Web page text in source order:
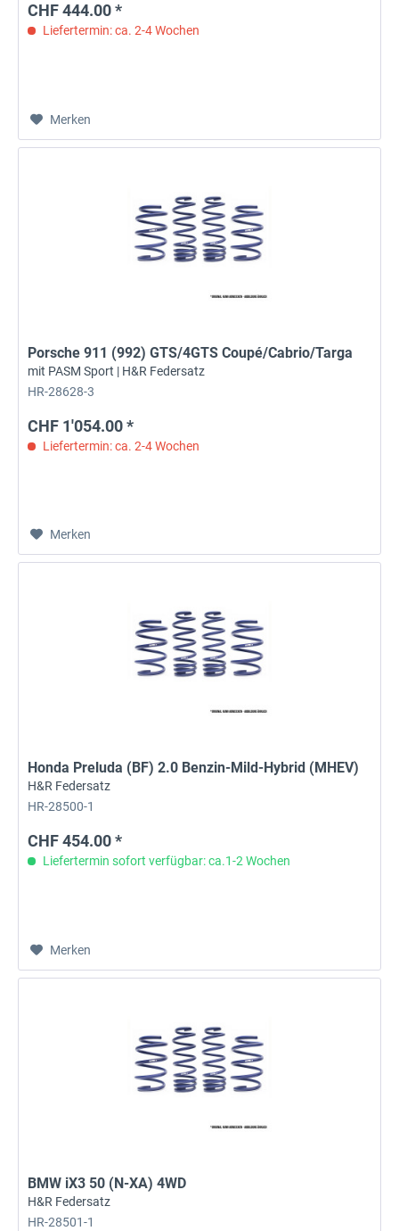
CHF 444.00 *
Liefertermin: ca. 2-4 Wochen
Merken
Porsche 911 (992) GTS/4GTS Coupé/Cabrio/Targa
mit PASM Sport | H&R Federsatz
HR-28628-3
CHF 1'054.00 *
Liefertermin: ca. 2-4 Wochen
Merken
Honda Preluda (BF) 2.0 Benzin-Mild-Hybrid (MHEV)
H&R Federsatz
HR-28500-1
CHF 454.00 *
Liefertermin sofort verfügbar: ca.1-2 Wochen
Merken
BMW iX3 50 (N-XA) 4WD
H&R Federsatz
HR-28501-1